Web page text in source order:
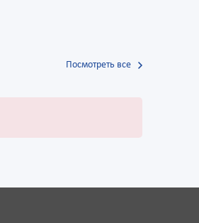
Посмотреть все